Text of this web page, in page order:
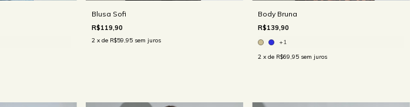
Blusa Sofi
R$119,90
2 x de R$59,95 sem juros
Body Bruna
R$139,90
+1
2 x de R$69,95 sem juros